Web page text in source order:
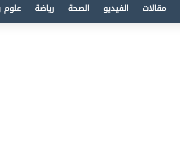
مقالات الفيديو الصحة رياضة علوم